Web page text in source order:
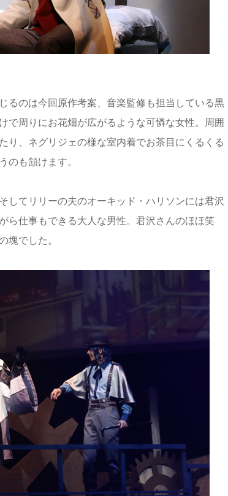
るのは今回原作考案、音楽監修も担当している黒
で周りにお花畑が広がるような可憐な女性。周囲
り、ネグリジェの様な室内着でお茶目にくるくる
のも頷けます。
してリリーの夫のオーキッド・ハリソンには君沢
ら仕事もできる大人な男性。君沢さんのほほ笑
塊でした。